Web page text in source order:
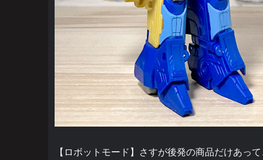
【ロボットモード】さすが後発の商品だけあっ